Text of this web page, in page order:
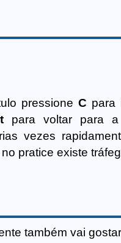
pressione C para
para voltar para a
vezes
pratice existe
também vai